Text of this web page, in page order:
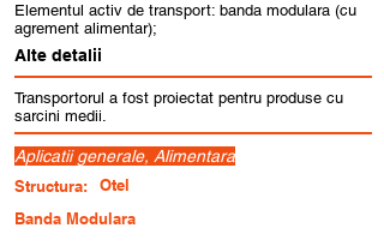
Elementul activ de transport: banda modulara (cu
agrement alimentar);
Alte detalii
Transportorul a fost proiectat pentru produse cu
sarcini medii.
Aplicatii generale, Alimentara
Structura:
Otel
Banda Modulara